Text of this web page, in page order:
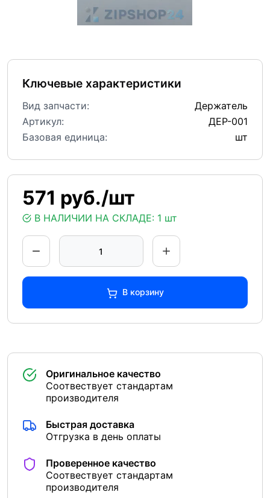
571 руб./шт
В НАЛИЧИИ НА СКЛАДЕ: 1 шт
В корзину
Ключевые характеристики
Вид запчасти:
Держатель
Артикул:
ДЕР-001
Базовая единица:
шт
Оригинальное качество
Соотвествует стандартам
производителя
Быстрая доставка
Отгрузка в день оплаты
Проверенное качество
Соотвествует стандартам
производителя